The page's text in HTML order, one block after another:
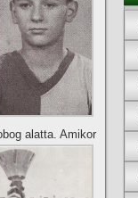
alatta. Amikor